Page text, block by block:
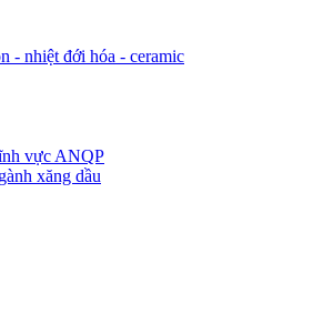
- nhiệt đới hóa - ceramic
vực ANQP
xăng dầu